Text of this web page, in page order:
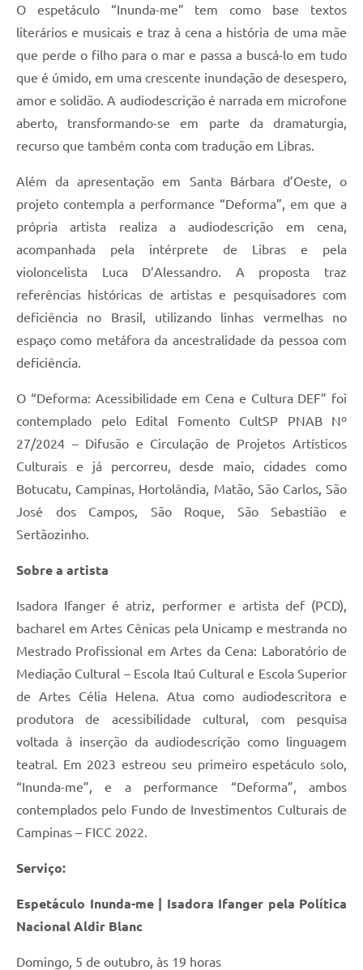
O espetáculo “Inunda-me” tem como base textos
literários e musicais e traz à cena a história de uma mãe
que perde o filho para o mar e passa a buscá-lo em tudo
que é úmido, em uma crescente inundação de desespero,
amor e solidão. A audiodescrição é narrada em microfone
aberto, transformando-se em parte da dramaturgia,
recurso que também conta com tradução em Libras.
Além da apresentação em Santa Bárbara d’Oeste, o
projeto contempla a performance “Deforma”, em que a
própria artista realiza a audiodescrição em cena,
acompanhada pela intérprete de Libras e pela
violoncelista Luca D’Alessandro. A proposta traz
referências históricas de artistas e pesquisadores com
deficiência no Brasil, utilizando linhas vermelhas no
espaço como metáfora da ancestralidade da pessoa com
deficiência.
O “Deforma: Acessibilidade em Cena e Cultura DEF” foi
contemplado pelo Edital Fomento CultSP PNAB Nº
27/2024 – Difusão e Circulação de Projetos Artísticos
Culturais e já percorreu, desde maio, cidades como
Botucatu, Campinas, Hortolândia, Matão, São Carlos, São
José dos Campos, São Roque, São Sebastião e
Sertãozinho.
Sobre a artista
Isadora Ifanger é atriz, performer e artista def (PCD),
bacharel em Artes Cênicas pela Unicamp e mestranda no
Mestrado Profissional em Artes da Cena: Laboratório de
Mediação Cultural – Escola Itaú Cultural e Escola Superior
de Artes Célia Helena. Atua como audiodescritora e
produtora de acessibilidade cultural, com pesquisa
voltada à inserção da audiodescrição como linguagem
teatral. Em 2023 estreou seu primeiro espetáculo solo,
“Inunda-me”, e a performance “Deforma”, ambos
contemplados pelo Fundo de Investimentos Culturais de
Campinas – FICC 2022.
Serviço:
Espetáculo Inunda-me | Isadora Ifanger pela Política
Nacional Aldir Blanc
Domingo, 5 de outubro, às 19 horas